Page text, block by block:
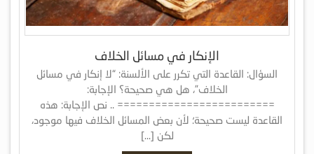
الإنكار في مسائل الخلاف
السؤال: القاعدة التي تكرر على الألسنة: “لا إنكار في مسائل
الخلاف”، هل هي صحيحة؟ الإجابة:
========================= .. نص الإجابة: هذه
القاعدة ليست صحيحة؛ لأن بعض المسائل الخلاف فيها موجود،
لكن […]